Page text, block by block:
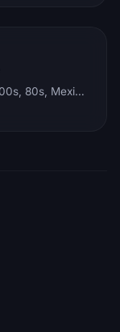
Electronic, Rock, Pop, 90s, 00s, 80s, Mexican, Ranchera, Reggaeton, Instrumental, Salsa, Merengue, Tropical, Romantic, Vallenato, Llanera